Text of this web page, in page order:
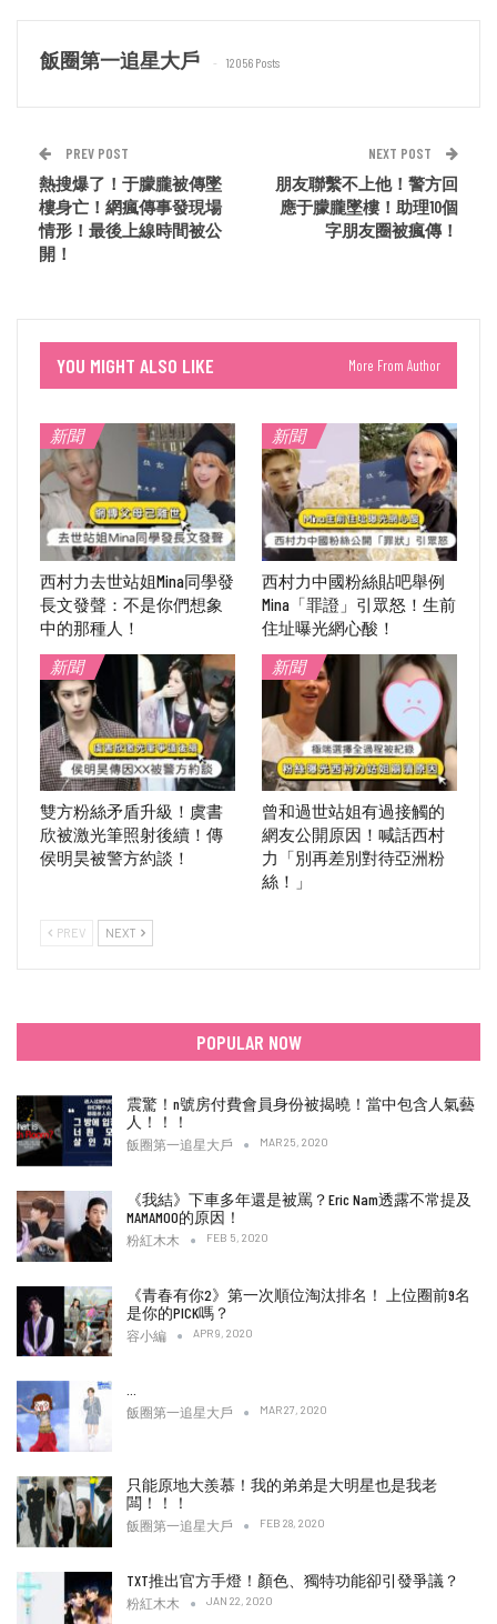
飯圈第一追星大戶 12056 Posts
PREV POST
熱搜爆了！于朦朧被傳墜
樓身亡！網瘋傳事發現場
情形！最後上線時間被公
開！
NEXT POST
朋友聯繫不上他！警方回
應于朦朧墜樓！助理10個
字朋友圈被瘋傳！
YOU MIGHT ALSO LIKE More From Author
新聞
西村力去世站姐Mina同學發
長文發聲：不是你們想象
中的那種人！
新聞
西村力中國粉絲貼吧舉例
Mina「罪證」引眾怒！生前
住址曝光網心酸！
新聞
雙方粉絲矛盾升級！虞書
欣被激光筆照射後續！傳
侯明昊被警方約談！
新聞
曾和過世站姐有過接觸的
網友公開原因！喊話西村
力「別再差別對待亞洲粉
絲！」
PREV NEXT
POPULAR NOW
震驚！n號房付費會員身份被揭曉！當中包含人氣藝
人！！！
飯圈第一追星大戶 MAR 25, 2020
《我結》下車多年還是被罵？Eric Nam透露不常提及
MAMAMOO的原因！
粉紅木木 FEB 5, 2020
《青春有你2》第一次順位淘汰排名！ 上位圈前9名
是你的PICK嗎？
容小編 APR 9, 2020
飯圈第一追星大戶 MAR 27, 2020
只能原地大羨慕！我的弟弟是大明星也是我老
闆！！！
飯圈第一追星大戶 FEB 28, 2020
TXT推出官方手燈！顏色、獨特功能卻引發爭議？
粉紅木木 JAN 22, 2020